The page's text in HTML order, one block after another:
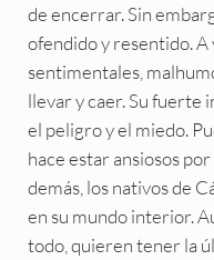
de encerrar. Sin
ofendido y resentido. A
sentimentales,
llevar y caer. Su fuerte
el peligro y el miedo.
hace estar ansiosos
demás, los nativos de
en su mundo interior.
todo, quieren tener la